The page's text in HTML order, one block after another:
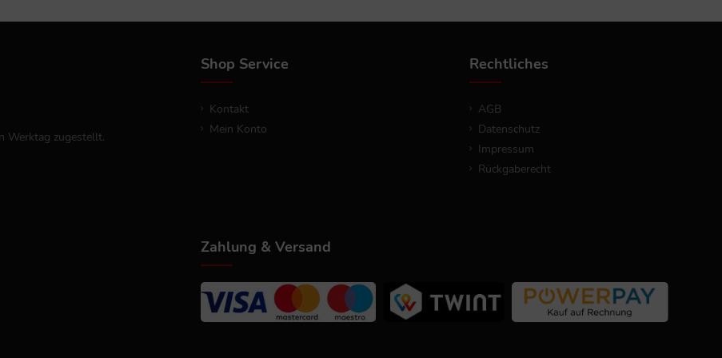
Werktag zugestellt.
Shop Service
Kontakt
Mein Konto
Rechtliches
AGB
Datenschutz
Impressum
Rückgaberecht
Zahlung & Versand